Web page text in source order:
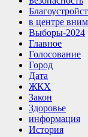
в центре
Выборы-2024
Главное
Голосование
Город
Дата
ЖКХ
Закон
Здоровье
информация
История